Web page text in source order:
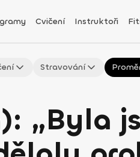
Cvičení Instruktoři
Stravování
„Byla